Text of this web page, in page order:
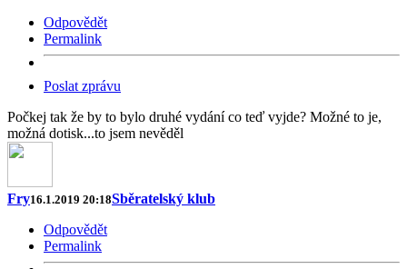
Odpovědět
Permalink
Poslat zprávu
Počkej tak že by to bylo druhé vydání co teď vyjde? Možné to je,
možná dotisk...to jsem nevěděl
Fry16.1.2019 20:18Sběratelský klub
Odpovědět
Permalink